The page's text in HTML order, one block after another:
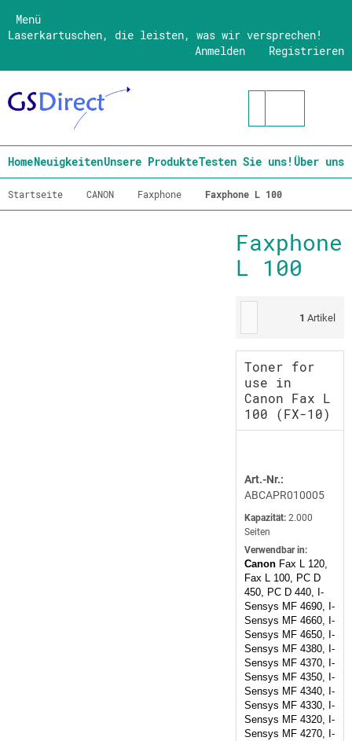
Menü
Laserkartuschen, die leisten, was wir versprechen!
Registrieren
Anmelden
HomeNeuigkeitenUnsere ProdukteTesten Sie uns!Über uns
Startseite CANON Faxphone Faxphone L 100
Faxphone
L 100
1 Artikel
Toner for
use in
Canon Fax L
100 (FX-10)
Art.-Nr.:
ABCAPR010005
Kapazität: 2.000
Seiten
Verwendbar in:
Canon Fax L 120,
Fax L 100, PC D
450, PC D 440, I-
Sensys MF 4690, I-
Sensys MF 4660, I-
Sensys MF 4650, I-
Sensys MF 4380, I-
Sensys MF 4370, I-
Sensys MF 4350, I-
Sensys MF 4340, I-
Sensys MF 4330, I-
Sensys MF 4320, I-
Sensys MF 4270, I-